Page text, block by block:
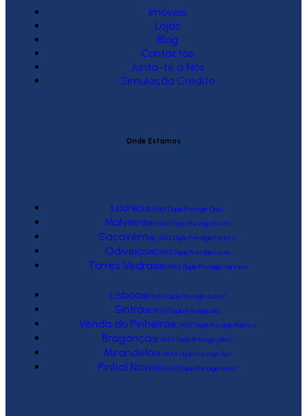
Imóveis
Lojas
Blog
Contactos
Junta-te a Nós
Simulação Crédito
Onde Estamos
Loures(RE/MAX Duplo Prestígio One)
Malveira(RE/MAX Duplo Prestígio West)
Sacavém(RE/MAX Duplo Prestígio Factory)
Odivelas(RE/MAX Duplo Prestígio Local)
Torres Vedras(RE/MAX Duplo Prestígio Várzea)
Lisboa(RE/MAX Duplo Prestígio Action)
Sintra(RE/MAX Duplo Prestígio Link)
Venda do Pinheiro(RE/MAX Duplo Prestígio Raízes)
Bragança(RE/MAX Duplo Prestígio Urbis)
Mirandela(RE/MAX Duplo Prestígio Tua)
Pinhal Novo(RE/MAX Duplo Prestígio Novo)